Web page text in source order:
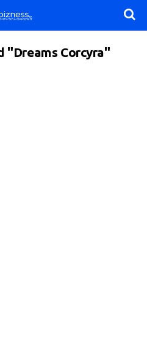
"Dreams Corcyra"